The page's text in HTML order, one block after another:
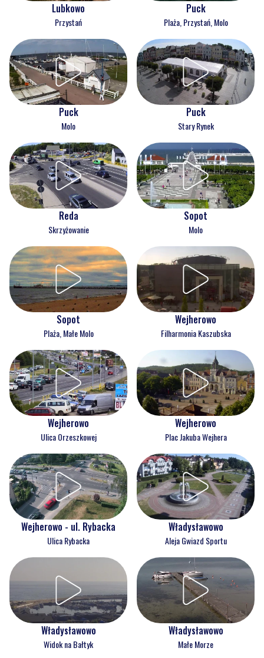
Lubkowo
Przystań
Puck
Plaża, Przystań, Molo
Puck
Molo
Puck
Stary Rynek
Reda
Skrzyżowanie
Sopot
Molo
Sopot
Plaża, Małe Molo
Wejherowo
Filharmonia Kaszubska
Wejherowo
Ulica Orzeszkowej
Wejherowo
Plac Jakuba Wejhera
Wejherowo - ul. Rybacka
Ulica Rybacka
Władysławowo
Aleja Gwiazd Sportu
Władysławowo
Widok na Bałtyk
Władysławowo
Małe Morze